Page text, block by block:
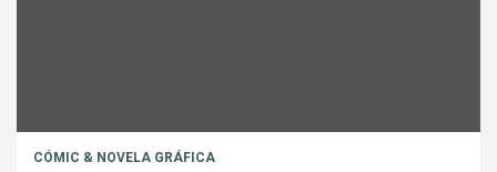
CÓMIC & NOVELA GRÁFICA